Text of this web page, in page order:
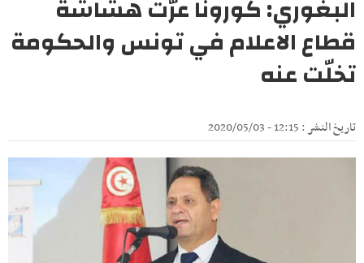
البغوري: كورونا عرّت هشاشة
قطاع الاعلام في تونس والحكومة
تخلّت عنه
تاريخ النشر : 12:15 - 2020/05/03